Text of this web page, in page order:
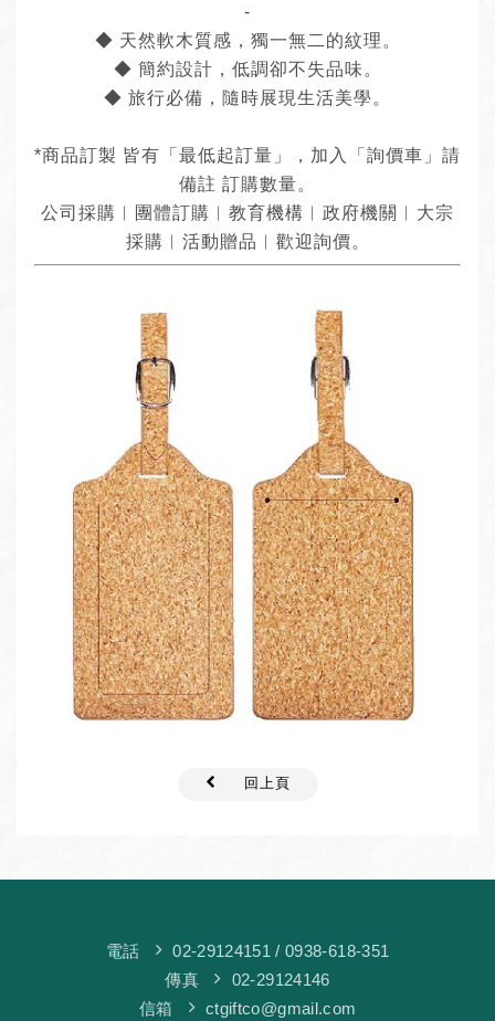
-
◆ 天然軟木質感，獨一無二的紋理。
◆ 簡約設計，低調卻不失品味。
◆ 旅行必備，隨時展現生活美學。
*商品訂製 皆有「最低起訂量」，加入「詢價車」請
備註 訂購數量。
公司採購︱團體訂購︱教育機構︱政府機關︱大宗
採購︱活動贈品︱歡迎詢價。
回上頁
電話 02-29124151 / 0938-618-351
傳真
02-29124146
信箱
ctgiftco@gmail.com